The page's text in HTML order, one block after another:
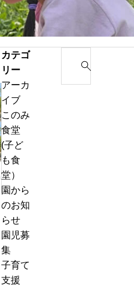
わ
ん
ぱ
く
通
信
8
月
号
＆
ぽ
ん
ち
熱
中
症
警
戒
ア
ラ
ー
ト
発
表
お
里
帰
り
の
お
知
ら
カテゴ
リー
アーカ
イブ
このみ
食堂
(子ど
も食
堂）
園から
のお知
らせ
園児募
集
子育て
支援
a